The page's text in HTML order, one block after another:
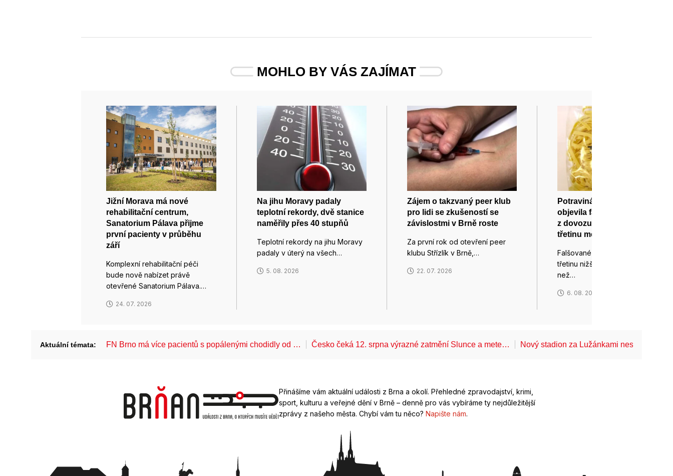
MOHLO BY VÁS ZAJÍMAT
Jižní Morava má nové
rehabilitační centrum,
Sanatorium Pálava přijme
první pacienty v průběhu
září
Komplexní rehabilitační péči
bude nově nabízet právě
otevřené Sanatorium Pálava.…
24. 07. 2026
Na jihu Moravy padaly
teplotní rekordy, dvě stanice
naměřily přes 40 stupňů
Teplotní rekordy na jihu Moravy
padaly v úterý na všech…
5. 08. 2026
Zájem o takzvaný peer klub
pro lidi se zkušeností se
závislostmi v Brně roste
Za první rok od otevření peer
klubu Střízlík v Brně,…
22. 07. 2026
Potravinářská inspekce
objevila falšované těstoviny
z dovozu. Obsahovaly o
třetinu méně vajec
Falšované italské těstoviny s o
třetinu nižším obsahem vajec,
než…
6. 08. 2026
Aktuální témata: FN Brno má více pacientů s popálenými chodidly od … Česko čeká 12. srpna výrazné zatmění Slunce a mete… Nový stadion za Lužánkami nesmí mít dle
Přinášíme vám aktuální události z Brna a okolí. Přehledné zpravodajství, krimi,
sport, kulturu a veřejné dění v Brně – denně pro vás vybíráme ty nejdůležitější
zprávy z našeho města. Chybí vám tu něco? Napište nám.